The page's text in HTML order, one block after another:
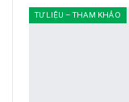
TƯ LIỆU – THAM KHẢO